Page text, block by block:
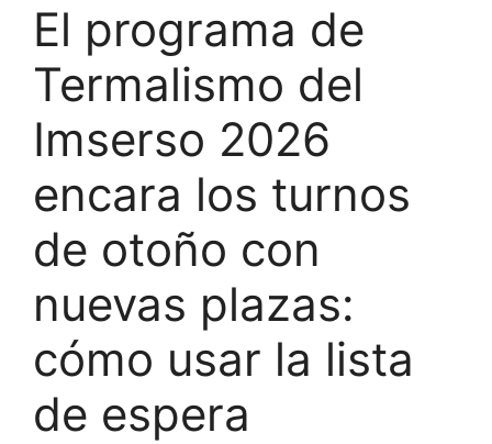
El programa de
Termalismo del
Imserso 2026
encara los turnos
de otoño con
nuevas plazas:
cómo usar la lista
de espera